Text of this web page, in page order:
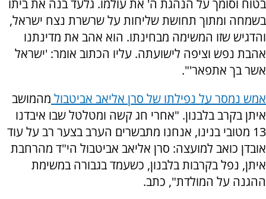
בטוח וסומך על הנהגת ה' את עולמו. גלעד בנה את ביתו
בשמחה ומתוך תחושת שליחות על שרשרת נצח ישראל,
והדגיש שזו המשימה מבחינתו. הוא אהב את מדינתנו
אהבת נפש וציפה לישועתה. עליו הכתוב אומר: 'ישראל
אשר בך אתפאר'".
אמש נמסר על נפילתו של סרן אליאב אביטבול מהמושב
איתן בקרב בלבנון. "אחרי חג קשה ומטלטל שבו איבדנו
13 מטובי בנינו, אנחנו מתבשרים הערב בצער רב על עוד
אובדן כואב למועצה: סרן אליאב אביטבול הי"ד מהרחבת
איתן, נפל בקרבות בלבנון, כשעמד בגבורה במשימת
ההגנה על המולדת", כתב.